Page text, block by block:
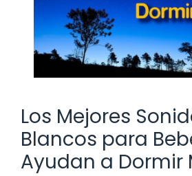
Los Mejores
Blancos para
Ayudan a Dormir